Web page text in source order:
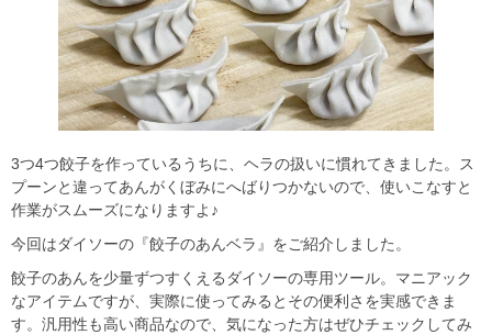
3つ4つ餃子を作っているうちに、ヘラの扱いに慣れてきました。ス
プーンと違ってあんがくぼみにへばりつかないので、使いこなすと
作業がスムーズになりますよ♪
今回はダイソーの『餃子のあんベラ』をご紹介しました。
餃子のあんを少量ずつすくえるダイソーの専用ツール。マニアック
なアイテムですが、実際に使ってみるとその便利さを実感できま
す。汎用性も高い商品なので、気になった方はぜひチェックしてみ